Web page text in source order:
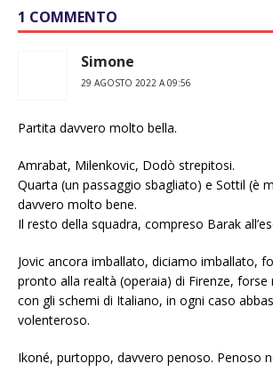
1 COMMENTO
Simone
29 AGOSTO 2022 A 09:56
Partita davvero molto bella.
Amrabat, Milenkovic, Dodò strepitosi.
Quarta (un passaggio sbagliato) e Sottil (è
davvero molto bene.
Il resto della squadra, compreso Barak
Jovic ancora imballato, diciamo imballato,
pronto alla realtà (operaia) di Firenze,
con gli schemi di Italiano, in ogni caso
volenteroso.
Ikoné, purtoppo, davvero penoso. Penoso